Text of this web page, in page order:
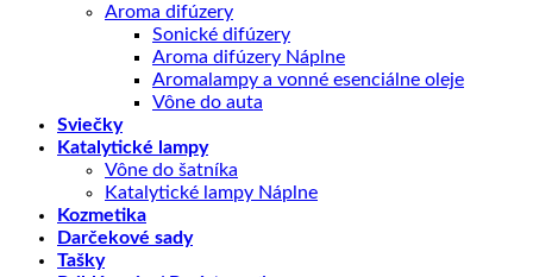
Aroma difúzery
Sonické difúzery
Aroma difúzery Náplne
Aromalampy a vonné esenciálne oleje
Vône do auta
Sviečky
Katalytické lampy
Vône do šatníka
Katalytické lampy Náplne
Kozmetika
Darčekové sady
Tašky